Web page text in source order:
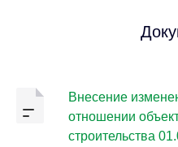
Внесение
отношении
строительства